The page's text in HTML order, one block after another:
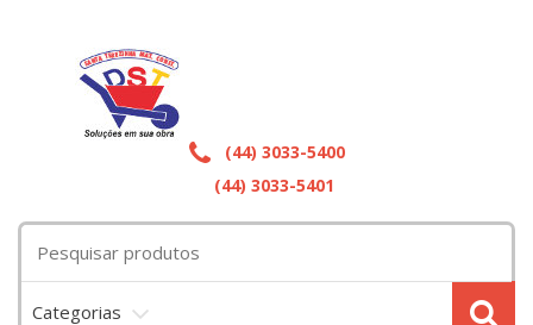
(44) 3033-5400
(44) 3033-5401
Categorias